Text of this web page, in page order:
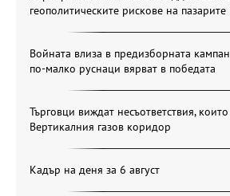
геополитическите рискове на пазарите
Войната влиза в предизборната
по-малко руснаци вярват в победата
Търговци виждат несъответствия,
Вертикалния газов коридор
Кадър на деня за 6 август